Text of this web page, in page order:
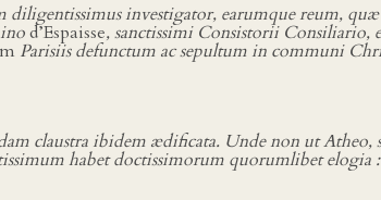
diligentissimus investigator, earumque reum,
d’Espaisse, sanctissimi Consistorii Consiliario,
Parisiis defunctum ac sepultum in communi
claustra ibidem ædificata. Unde non ut
habet doctissimorum quorumlibet